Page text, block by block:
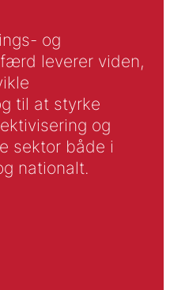
og
leverer viden,
til at styrke
og
sektor både i
nationalt.